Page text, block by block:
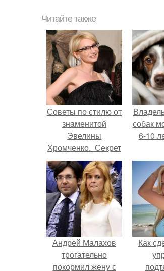
Читайте также
Советы по стилю от
знаменитой
Эвелины
Хромченко. Секрет
успеха - простые
решения.
собак
6-10
Андрей Малахов
трогательно
покормил жену с
Как